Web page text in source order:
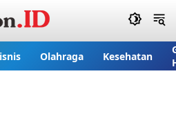
Olahraga Kesehatan